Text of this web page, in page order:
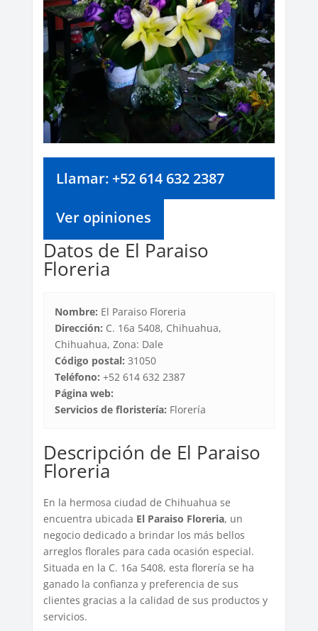
Llamar: +52 614 632 2387
Ver opiniones
Datos de El Paraiso
Floreria
Nombre: El Paraiso Floreria
Dirección: C. 16a 5408, Chihuahua,
Chihuahua, Zona: Dale
Código postal: 31050
Teléfono: +52 614 632 2387
Página web:
Servicios de floristería: Florería
Descripción de El Paraiso
Floreria
En la hermosa ciudad de Chihuahua se
encuentra ubicada El Paraiso Floreria, un
negocio dedicado a brindar los más bellos
arreglos florales para cada ocasión especial.
Situada en la C. 16a 5408, esta florería se ha
ganado la confianza y preferencia de sus
clientes gracias a la calidad de sus productos y
servicios.